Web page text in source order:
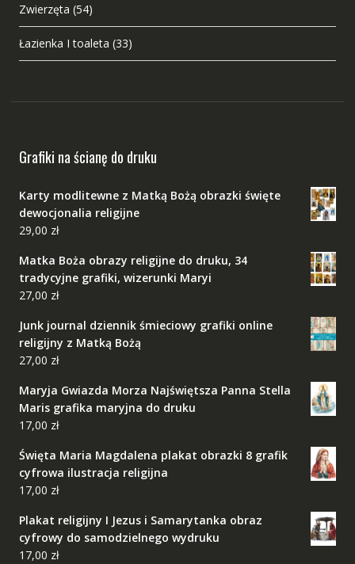
Zwierzęta (54)
Łazienka I toaleta (33)
Grafiki na ścianę do druku
Karty modlitewne z Matką Bożą obrazki święte
dewocjonalia religijne
29,00 zł
Matka Boża obrazy religijne do druku, 34
tradycyjne grafiki, wizerunki Maryi
27,00 zł
Junk journal dziennik śmieciowy grafiki online
religijny z Matką Bożą
27,00 zł
Maryja Gwiazda Morza Najświętsza Panna Stella
Maris grafika maryjna do druku
17,00 zł
Święta Maria Magdalena plakat obrazki 8 grafik
cyfrowa ilustracja religijna
17,00 zł
Plakat religijny I Jezus i Samarytanka obraz
cyfrowy do samodzielnego wydruku
17,00 zł